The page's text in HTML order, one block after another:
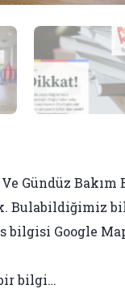
Gündüz
Bulabildiğimiz
bilgisi Google
bilgi…